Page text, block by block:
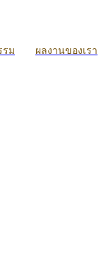
รม ผลงานของเรา